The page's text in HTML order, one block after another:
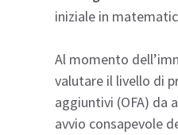
iniziale in
Al momento
valutare il livello di
aggiuntivi (OFA) da
avvio consapevole